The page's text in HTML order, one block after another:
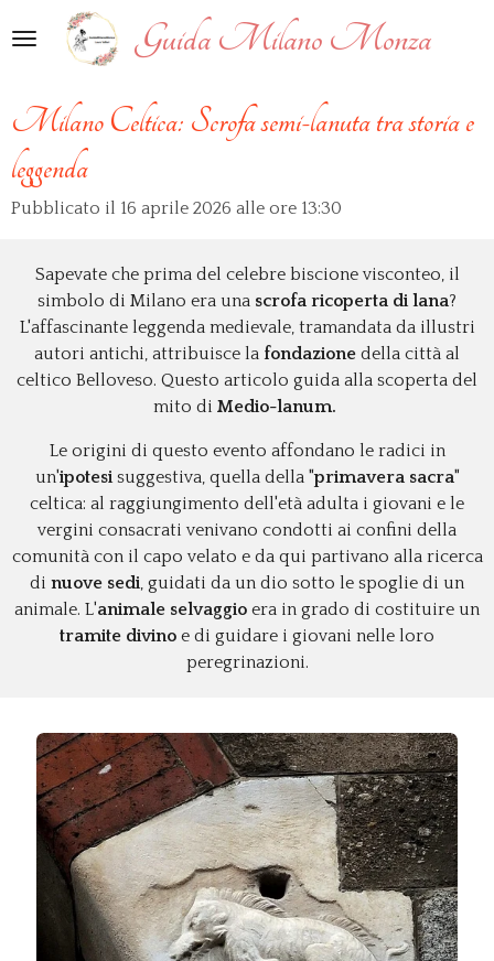
al
principale
Guida Milano Monza
Milano Celtica: Scrofa semi-lanuta tra storia e
leggenda
Pubblicato il 16 aprile 2026 alle ore 13:30
Sapevate che prima del celebre biscione visconteo, il
simbolo di Milano era una scrofa ricoperta di lana?
L'affascinante leggenda medievale, tramandata da illustri
autori antichi, attribuisce la fondazione della città al
celtico Belloveso. Questo articolo guida alla scoperta del
mito di Medio-lanum.
Le origini di questo evento affondano le radici in
un'ipotesisuggestiva, quella della "primavera sacra"
celtica: al raggiungimento dell'età adulta i giovani e le
vergini consacrati venivano condotti ai confini della
comunità con il capo velato e da qui partivano alla ricerca
di nuove sedi, guidati da un dio sotto le spoglie di un
animale. L'animale selvaggio era in grado di costituire un
tramite divino e di guidare i giovani nelle loro
peregrinazioni.